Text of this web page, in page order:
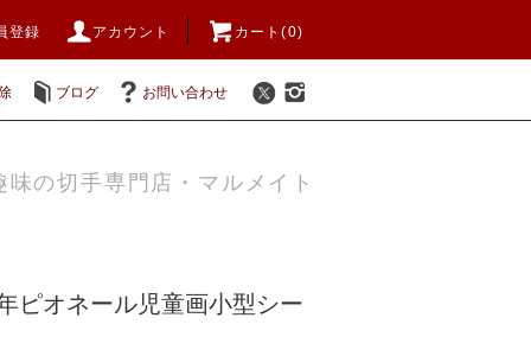
登録 アカウント カート(0)
ブログ お問い合わせ
味の切手専門店・マルメイト
ピオネール児童画小型シー